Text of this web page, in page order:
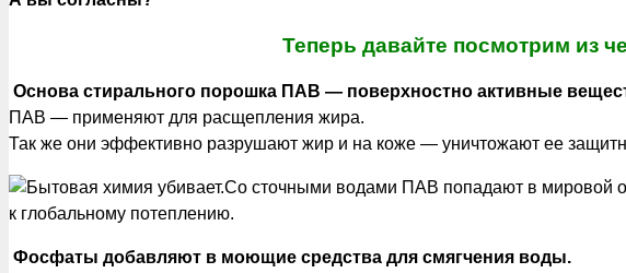
Теперь давайте посмотрим из
Основа стирального порошка ПАВ — поверхностно активные
ПАВ — применяют для расщепления жира.
Так же они эффективно разрушают жир и на коже — уничтожают ее
Со сточными водами ПАВ попадают в мировой
к глобальному потеплению.
Фосфаты добавляют в моющие средства для смягчения воды.